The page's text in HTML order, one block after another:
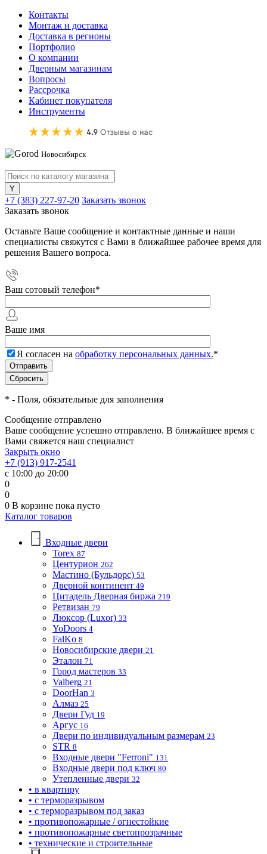
Контакты
Монтаж и доставка
Доставка в регионы
Портфолио
О компании
Дверным магазинам
Вопросы
Рассрочка
Кабинет покупателя
Инструменты
Новосибирск
+7 (383) 227-97-20 Заказать звонок
Заказать звонок
Оставьте Ваше сообщение и контактные данные и наши
специалисты свяжутся с Вами в ближайшее рабочее время для
решения Вашего вопроса.
Ваш сотовый телефон*
Ваше имя
Я согласен на обработку персональных данных.*
* - Поля, обязательные для заполнения
Сообщение отправлено
Ваше сообщение успешно отправлено. В ближайшее время с
Вами свяжется наш специалист
Закрыть окно
+7 (913) 917-2541
с 10:00 до 20:00
0
0
0 В корзине пока пусто
Каталог товаров
Входные двери
Torex 87
Центурион 262
Мастино (Бульдорс) 53
Дверной континент 49
Цитадель Дверная биржа 219
Ретвизан 79
Люксор (Luxor) 33
YoDoors 4
FalKo 8
Новосибирские двери 21
Эталон 71
Город мастеров 33
Valberg 21
DoorHan 3
Алмаз 25
Двери Гуд 19
Аргус 16
Двери по индивидуальным размерам 23
STR 8
Входные двери "Ferroni" 131
Входные двери под ключ 80
Утепленные двери 32
• в квартиру
• с терморазрывом
• с терморазрывом под заказ
• противопожарные / огнестойкие
• противопожарные светопрозрачные
• технические и строительные